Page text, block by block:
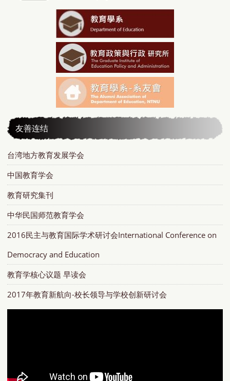
友善连结
台湾地方教育发展学会
中国教育学会
教育研究集刊
中华民国师范教育学会
2016民主与教育国际学术研讨会International Conference on
Democracy and Education
教育学核心议题 早读会
2017年教育新航向-校长领导与学校创新研讨会